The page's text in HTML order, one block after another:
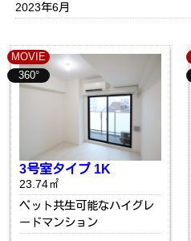
2023年6月
MOVIE
360°
3号室タイプ 1K
23.74㎡
ペット共生可能なハイグレ
ードマンション